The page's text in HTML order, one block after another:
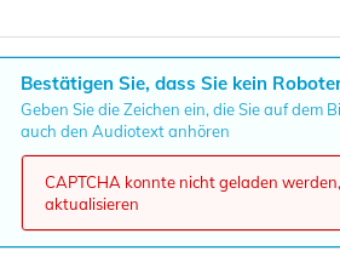
Bestätigen Sie, dass Sie kein
Geben Sie die Zeichen ein, die Sie auf dem
auch den Audiotext anhören
CAPTCHA konnte nicht geladen
aktualisieren